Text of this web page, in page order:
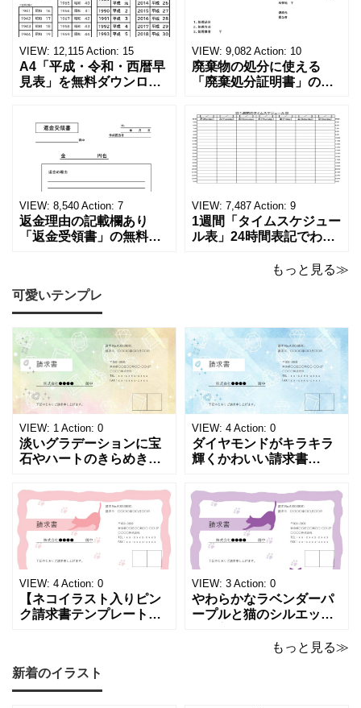
VIEW: 12,115 Action: 15
A4「平成・令和・西暦早
見表」を無料ダウンロー
る！印刷可能な一覧表！
印刷可能な平成・令和・
西暦早見表を無料ダウン
ロードでご利用いただけ
ます。 パソコンに保存し
ていただくか、A4サイズ
でコピーしてご
VIEW: 9,082 Action: 10
廃棄物の処分に使える
「廃棄処分証明書」の無
ーカーの代理店、回収業
者へおすすめ！(Excel・
Word・PDF)正しく廃棄
されたことを証明する書
類「廃棄処分証明書」の
店や家電メーカーの代理
店、回収
VIEW: 8,540 Action: 7
返金理由の記載欄あり
「返金受領書」の無料テ
め！過払い･誤入金などが
発生した際にも使える、
モノクロでシンプルな
「返金領収書」のテンプ
レートとなります。 A4縦
型サイズで用紙に印
VIEW: 7,487 Action: 9
1週間「タイムスケジュー
ル表」24時間表記でわか
ト！A4横型ExcelやWord
表になります。 A4横型サ
イズの無料テンプレート
で、Excel・Wo
もっと見る≫
可愛いテンプレ
VIEW: 1 Action: 0
淡いグラデーションに宝
石やハートのきらめきを
チックな請求書雛形で
す。パステルピンクやラ
ベンダーの色彩がやわら
かな質感を生み出し、受
け取った相手の心をくす
ぐる特別な仕上がりとな
っています。 ハンドメイ
ド雑貨、コスメブラン
VIEW: 4 Action: 0
ダイヤモンドがキラキラ
輝くかわいい請求書
感あふれるライトブルー
背景に、ジュエルモチー
フを散りばめた煌びやか
な請求書素材です。清潔
感と高級感が同居するデ
ザインは、クライアント
に信頼感と華やかな印象
を同時に届けます
VIEW: 4 Action: 0
【ネコイラスト入りピン
ク請求書テンプレート
ーの猫デザイン請求書雛
形です。波打ちフレーム
VIEW: 3 Action: 0
やわらかなラベンダーパ
ープルと猫のシルエット
おしゃれな請求書フォー
もっと見る≫
新着のイラスト